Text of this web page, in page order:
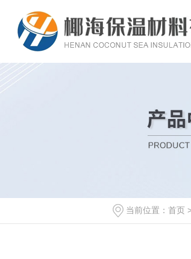
当前位置： 首页